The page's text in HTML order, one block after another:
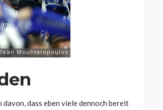
dass eben viele dennoch bereit